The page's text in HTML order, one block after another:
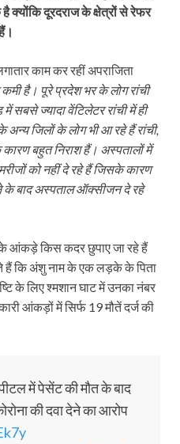
क्‍योंकि दूरदराज के क्षेत्रों से रेफर
काम कर रहीं अपराजिता
कमी है। पूरे प्रदेश भर के लोग रांची
सबसे ज्यादा वेंटिलेटर रांची में ही
जिलों के लोग भी आ रहे हैं रांची,
बहुत निराश हैं। अस्पतालों में
को नहीं दे रहे हैं जिसके कारण
के बाद अस्पताल ऑक्सीजन दे रहे
के आंकड़े किस कदर छुपाए जा रहे हैं
हैं कि अंशु नाम के एक लड़के के पिता
के लिए श्मशान घाट में उनका नंबर
आंकड़ों में सिर्फ 19 मौतें दर्ज की
में पेसेंट की मौत के बाद
की दवा देने का आरोप